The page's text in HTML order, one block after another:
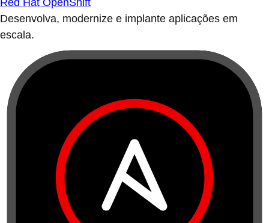
Red Hat OpenShift
Desenvolva, modernize e implante aplicações em
escala.